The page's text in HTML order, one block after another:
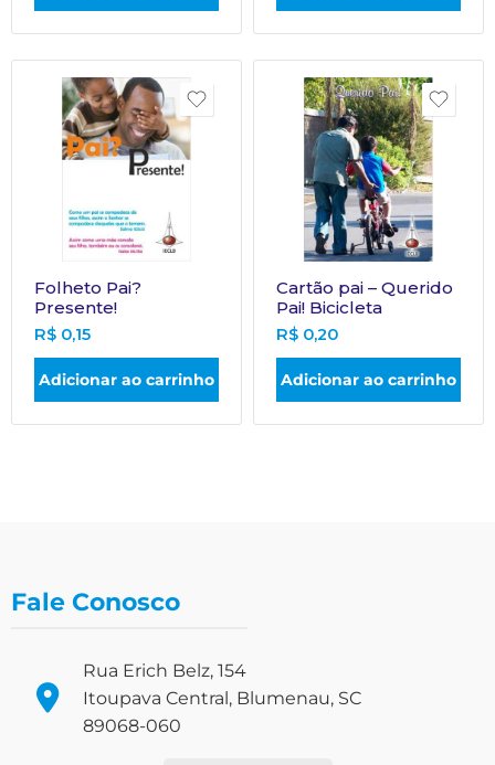
Folheto Pai?
Presente!
R$ 0,15
Adicionar ao carrinho
Cartão pai – Querido
Pai! Bicicleta
R$ 0,20
Adicionar ao carrinho
Fale Conosco
Rua Erich Belz, 154
Itoupava Central, Blumenau, SC
89068-060